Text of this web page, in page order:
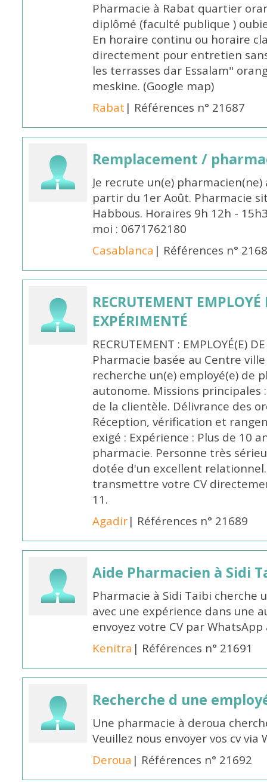
Pharmacie à Rabat quartier
diplômé (faculté publique )
En horaire continu ou horaire
directement pour entretien
les terrasses dar Essalam"
meskine. (Google map)
Rabat | Références n° 21687
Remplacement /
Je recrute un(e)
partir du 1er Août. Pharmacie
Habbous. Horaires 9h 12h -
moi : 0671762180
Casablanca | Références n°
RECRUTEMENT
EXPÉRIMENTÉ
RECRUTEMENT : EMPLOYÉ(E)
Pharmacie basée au Centre ville
recherche un(e) employé(e) de
autonome. Missions principales
de la clientèle. Délivrance des
Réception, vérification et
exigé : Expérience : Plus de 10
pharmacie. Personne très
dotée d'un excellent
transmettre votre CV
11.
Agadir| Références n° 21689
Aide Pharmacien à Sidi
Pharmacie à Sidi Taibi cherche
avec une expérience dans une
envoyez votre CV par
Kenitra | Références n° 21691
Recherche d une
Une pharmacie à deroua
Veuillez nous envoyer vos cv via
Deroua | Références n° 21692